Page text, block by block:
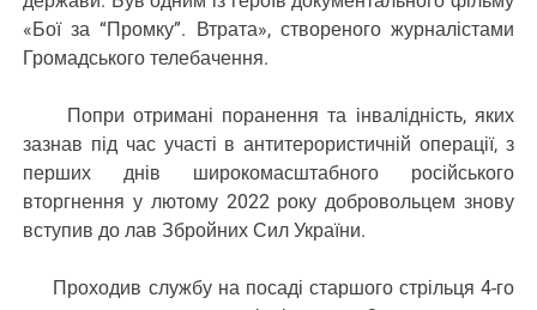
«Бої за “Промку”. Втрата», створеного журналістами
Громадського телебачення.
Попри отримані поранення та інвалідність, яких
зазнав під час участі в антитерористичній операції, з
перших днів широкомасштабного російського
вторгнення у лютому 2022 року добровольцем знову
вступив до лав Збройних Сил України.
Проходив службу на посаді старшого стрільця 4-го